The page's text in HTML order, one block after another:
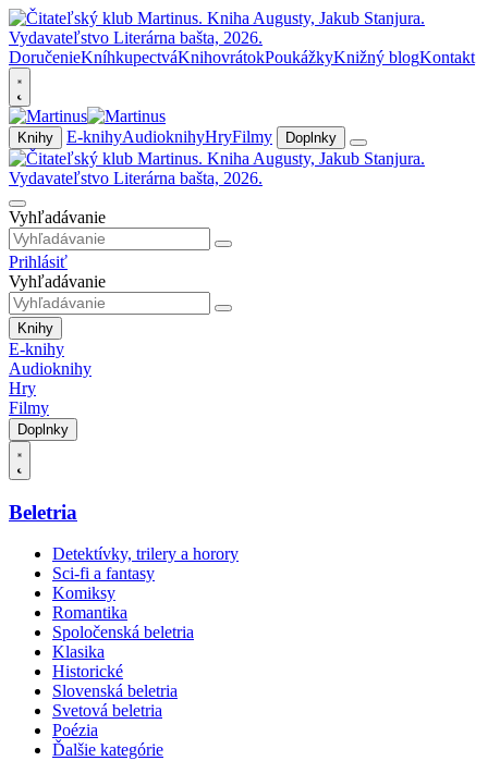
DoručenieKníhkupectváKnihovrátokPoukážkyKnižný blogKontakt
Knihy E-knihyAudioknihyHryFilmy Doplnky
Vyhľadávanie
Prihlásiť
Vyhľadávanie
Knihy
E-knihy
Audioknihy
Hry
Filmy
Doplnky
Beletria
Detektívky, trilery a horory
Sci-fi a fantasy
Komiksy
Romantika
Spoločenská beletria
Klasika
Historické
Slovenská beletria
Svetová beletria
Poézia
Ďalšie kategórie